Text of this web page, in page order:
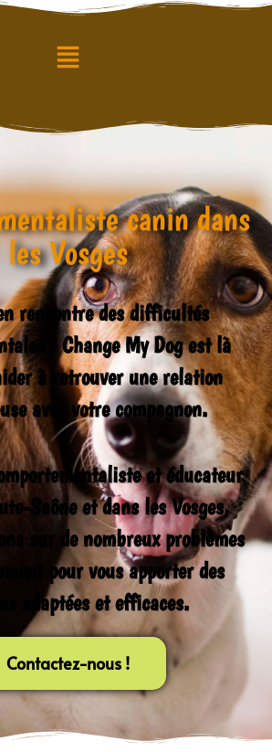
canin dans
les Vosges
rencontre des difficultés
?Change My Dogest là
à retrouver une relation
avec votre compagnon.
et éducateur
Saône et dans les Vosges,
sur de nombreux problèmes
pour vous apporter des
adaptées et efficaces.
Contactez-nous !